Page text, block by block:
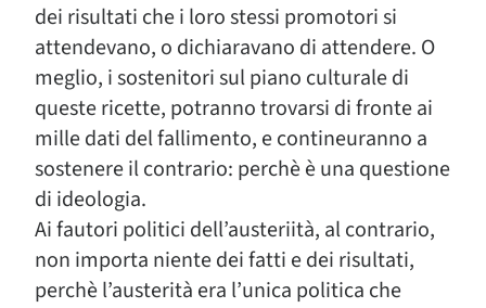
dei risultati che i loro stessi promotori si
attendevano, o dichiaravano di attendere. O
meglio, i sostenitori sul piano culturale di
queste ricette, potranno trovarsi di fronte ai
mille dati del fallimento, e contineuranno a
sostenere il contrario: perchè è una questione
di ideologia.
Ai fautori politici dell’austeriità, al contrario,
non importa niente dei fatti e dei risultati,
perchè l’austerità era l’unica politica che